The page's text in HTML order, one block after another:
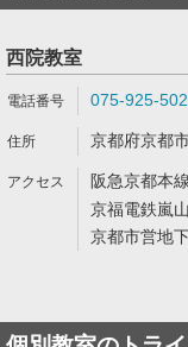
西院教室
075-925-
京都府京都
阪急京都本
京福電鉄嵐
京都市営地